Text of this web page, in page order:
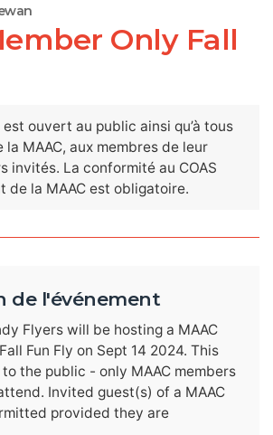
Only Fall
ouvert au public ainsi qu’à tous
la MAAC, aux membres de leur
invités. La conformité au COAS
de la MAAC est obligatoire.
de l'événement
Flyers will be hosting a MAAC
Fun Fly on Sept 14 2024. This
the public - only MAAC members
Invited guest(s) of a MAAC
provided they are